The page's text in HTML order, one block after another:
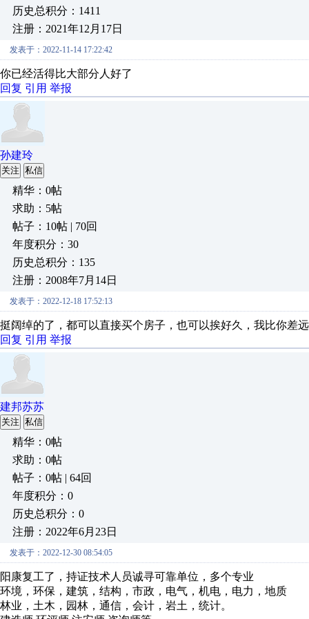
历史总积分：1411
注册：2021年12月17日
发表于：2022-11-14 17:22:42
你已经活得比大部分人好了
回复 引用 举报
孙建玲
关注 私信
精华：0帖
求助：5帖
帖子：10帖 | 70回
年度积分：30
历史总积分：135
注册：2008年7月14日
发表于：2022-12-18 17:52:13
挺阔绰的了，都可以直接买个房子，也可以挨好久，我比你差
回复 引用 举报
建邦苏苏
关注 私信
精华：0帖
求助：0帖
帖子：0帖 | 64回
年度积分：0
历史总积分：0
注册：2022年6月23日
发表于：2022-12-30 08:54:05
阳康复工了，持证技术人员诚寻可靠单位，多个专业
环境，环保，建筑，结构，市政，电气，机电，电力，地质
林业，土木，园林，通信，会计，岩土，统计。